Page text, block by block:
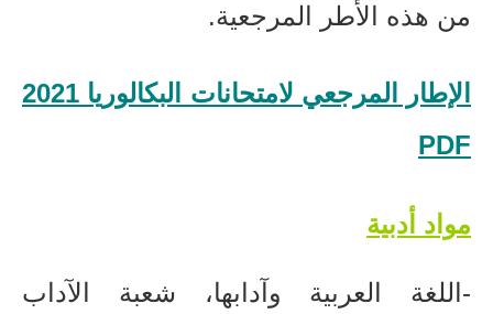
من هذه الأطر المرجعية.
الإطار المرجعي لامتحانات البكالوريا 2021
PDF
​مواد أدبية
-​اللغة العربية وآدابها، شعبة الآداب